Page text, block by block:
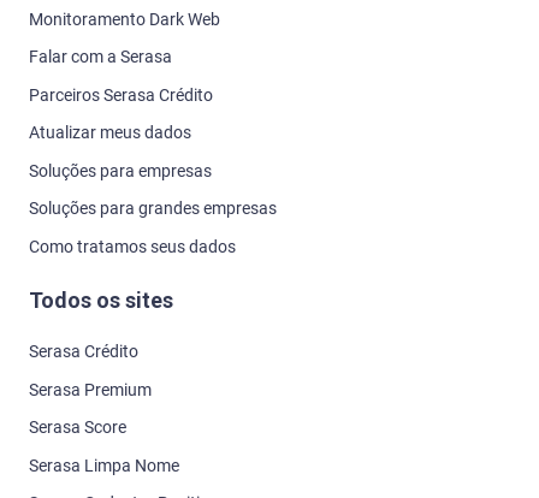
Monitoramento Dark Web
Falar com a Serasa
Parceiros Serasa Crédito
Atualizar meus dados
Soluções para empresas
Soluções para grandes empresas
Como tratamos seus dados
Todos os sites
Serasa Crédito
Serasa Premium
Serasa Score
Serasa Limpa Nome